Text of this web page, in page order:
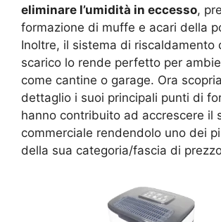
eliminare l’umidità in eccesso,
formazione di muffe e acari della
Inoltre, il sistema di riscaldamento
scarico lo rende perfetto per
come cantine o garage. Ora
dettaglio i suoi principali punti di
hanno contribuito ad accrescere il
commerciale rendendolo uno dei
della sua categoria/fascia di